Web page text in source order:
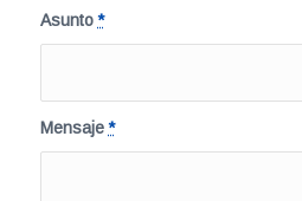
Asunto*
Mensaje*